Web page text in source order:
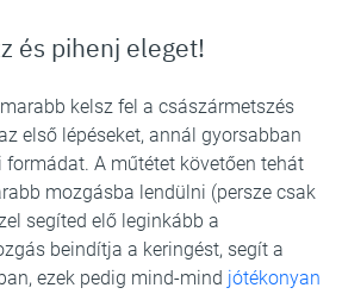
és pihenj eleget!
kelsz fel a császármetszés
első lépéseket, annál gyorsabban
formádat. A műtétet követően tehát
mozgásba lendülni (persze csak
segíted elő leginkább a
beindítja a keringést, segít a
ezek pedig mind-mind jótékonyan